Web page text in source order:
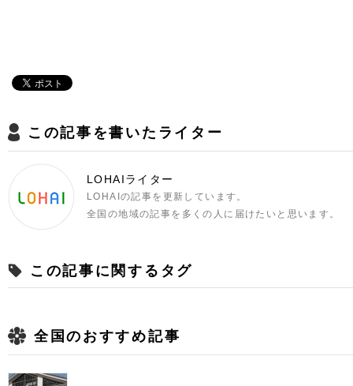
この記事を書いたライター
LOHAIライター
LOHAIの記事を更新しています。
全国の地域の記事を多くの人に届けたいと思います。
この記事に関するタグ
全国のおすすめ記事